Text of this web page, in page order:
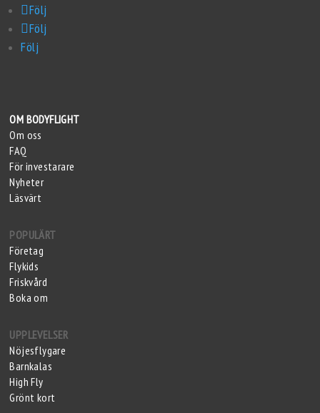
Följ
Följ
Följ
OM BODYFLIGHT
Om oss
FAQ
För investarare
Nyheter
Läsvärt
POPULÄRT
Företag
Flykids
Friskvård
Boka om
UPPLEVELSER
Nöjesflygare
Barnkalas
High Fly
Grönt kort